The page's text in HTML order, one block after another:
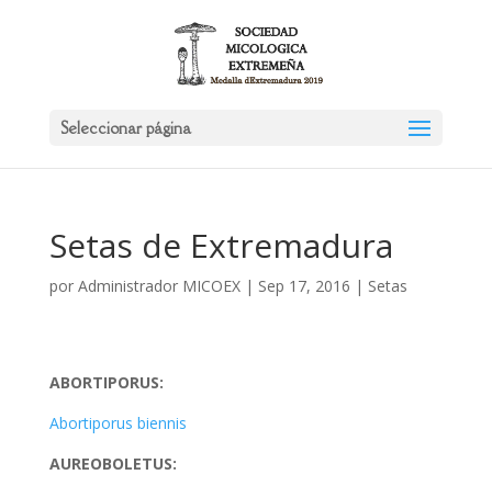
Seleccionar página
Setas de Extremadura
por Administrador MICOEX| Sep 17, 2016 | Setas
ABORTIPORUS:
Abortiporus biennis
AUREOBOLETUS: